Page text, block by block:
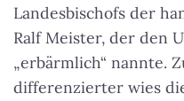
Landesbischofs der
Ralf Meister, der den
„erbärmlich“ nannte.
differenzierter wies